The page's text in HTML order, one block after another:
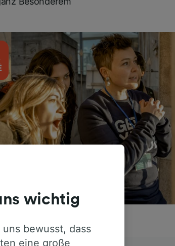
wichtig
bewusst, dass
eine große